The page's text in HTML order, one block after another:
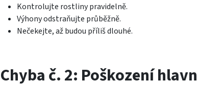
Kontrolujte rostliny pravidelně.
Výhony odstraňujte průběžně.
Nečekejte, až budou příliš dlouhé.
Chyba č. 2: Poškození